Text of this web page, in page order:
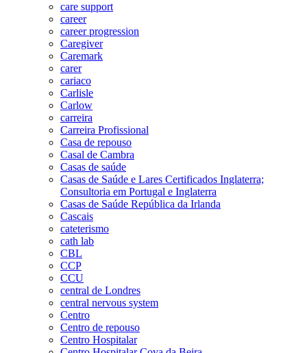
care support
career
career progression
Caregiver
Caremark
carer
cariaco
Carlisle
Carlow
carreira
Carreira Profissional
Casa de repouso
Casal de Cambra
Casas de saúde
Casas de Saúde e Lares Certificados Inglaterra;
Consultoria em Portugal e Inglaterra
Casas de Saúde República da Irlanda
Cascais
cateterismo
cath lab
CBL
CCP
CCU
central de Londres
central nervous system
Centro
Centro de repouso
Centro Hospitalar